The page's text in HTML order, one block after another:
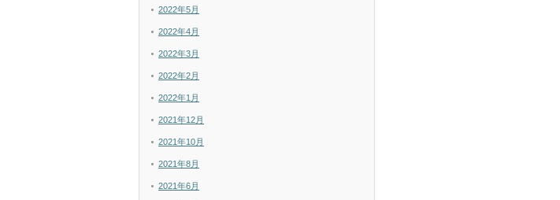
2022年5月
2022年4月
2022年3月
2022年2月
2022年1月
2021年12月
2021年10月
2021年8月
2021年6月